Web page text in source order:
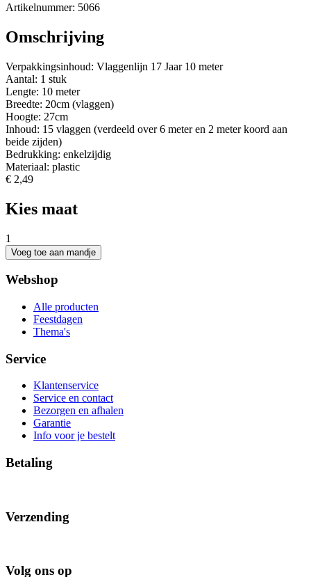
Artikelnummer: 5066
Omschrijving
Verpakkingsinhoud: Vlaggenlijn 17 Jaar 10 meter
Aantal: 1 stuk
Lengte: 10 meter
Breedte: 20cm (vlaggen)
Hoogte: 27cm
Inhoud: 15 vlaggen (verdeeld over 6 meter en 2 meter koord aan
beide zijden)
Bedrukking: enkelzijdig
Materiaal: plastic
€ 2,49
Kies maat
1
Webshop
Alle producten
Feestdagen
Thema's
Service
Klantenservice
Service en contact
Bezorgen en afhalen
Garantie
Info voor je bestelt
Betaling
Verzending
Volg ons op